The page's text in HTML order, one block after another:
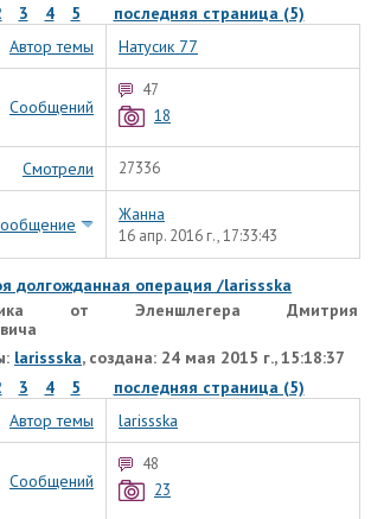
3 4 5 последняя страница (5)
Автор темы Натусик 77
Сообщений
47
18
Смотрели 27336
Жанна
16 апр. 2016 г., 17:33:43
долгожданная операция /larissska
от Эленшлегера Дмитрия
larissska, создана: 24 мая 2015 г., 15:18:37
3 4 5 последняя страница (5)
Автор темы larissska
Сообщений
48
23